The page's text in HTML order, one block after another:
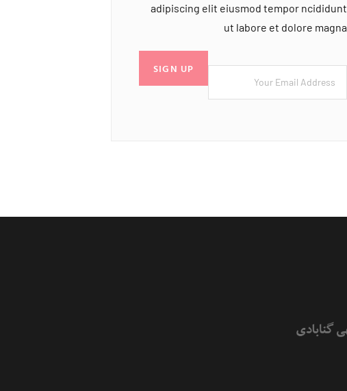
adipiscing elit eiusmod tempor ncididunt
ut labore et dolore magna
SIGN UP